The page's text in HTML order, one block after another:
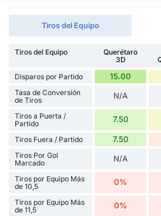
Tiros del Equipo
Tiros del Equipo
Querétaro
3D
Disparos por Partido 15.00
Tasa de Conversión
de Tiros
N/A
Tiros a Puerta /
Partido
7.50
Tiros Fuera / Partido 7.50
Tiros Por Gol
Marcado
N/A
Tiros por Equipo Más
de 10,5
0%
Tiros por Equipo Más
de 11,5
0%